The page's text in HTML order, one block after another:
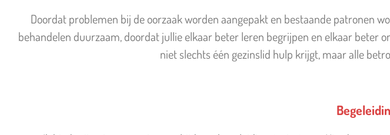
Doordat problemen bij de oorzaak worden aangepakt en bestaande patronen
behandelen duurzaam, doordat jullie elkaar beter leren begrijpen en elkaar beter
niet slechts één gezinslid hulp krijgt, maar alle